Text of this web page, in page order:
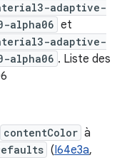
adaptive-
alpha06 et
adaptive-
alpha06 . Liste des
contentColor à
(I64e3a,